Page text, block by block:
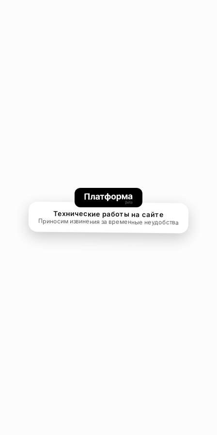
Технические работы на сайте
Приносим извинения за временные неудобства